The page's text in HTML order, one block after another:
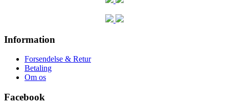
Information
Forsendelse & Retur
Betaling
Om os
Facebook